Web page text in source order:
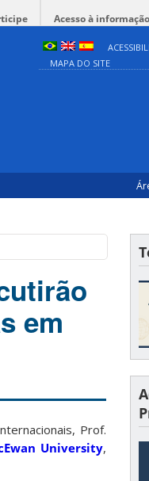
Acesso à informação
MAPA DO SITE
em
Prof.
University,